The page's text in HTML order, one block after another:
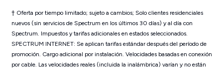
† Oferta por tiempo limitado; sujeto a cambios; Solo clientes residenciales
nuevos (sin servicios de Spectrum en los últimos 30 días) y al día con
Spectrum. Impuestos y tarifas adicionales en estados seleccionados.
SPECTRUM INTERNET: Se aplican tarifas estándar después del período de
promoción. Cargo adicional por instalación. Velocidades basadas en conexión
por cable. Las velocidades reales (incluida la inalámbrica) varían y no están